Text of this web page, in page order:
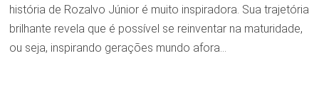
história de Rozalvo Júnior é muito inspiradora. Sua trajetória
brilhante revela que é possível se reinventar na maturidade,
ou seja, inspirando gerações mundo afora…